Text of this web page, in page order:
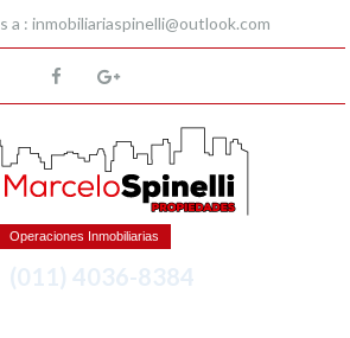
a : inmobiliariaspinelli@outlook.com
Operaciones Inmobiliarias
(011) 4036-8384